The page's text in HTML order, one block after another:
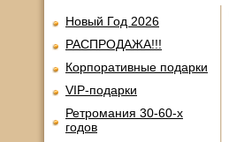
Новый Год 2026
РАСПРОДАЖА!!!
Корпоративные подарки
VIP-подарки
Ретромания 30-60-х
годов